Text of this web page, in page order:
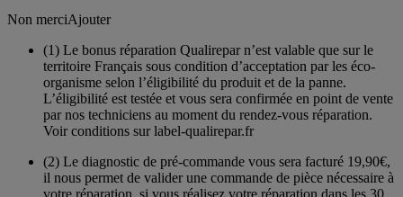
Non merciAjouter
(1) Le bonus réparation Qualirepar n’est valable que sur le
territoire Français sous condition d’acceptation par les éco-
organisme selon l’éligibilité du produit et de la panne.
L’éligibilité est testée et vous sera confirmée en point de vente
par nos techniciens au moment du rendez-vous réparation.
Voir conditions sur label-qualirepar.fr
(2) Le diagnostic de pré-commande vous sera facturé 19,90€,
il nous permet de valider une commande de pièce nécessaire à